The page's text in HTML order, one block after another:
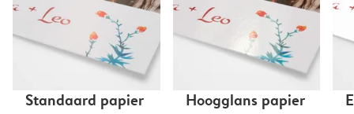
Standaard papier Hoogglans papier